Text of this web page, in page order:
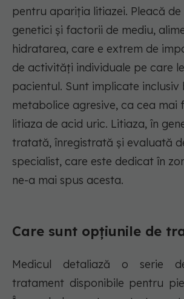
pentru apariția litiazei. Pleacă
genetici și factorii de mediu,
hidratarea, care e extrem de
de activități individuale pe care
pacientul. Sunt implicate inclusiv
metabolice agresive, ca cea mai
litiaza de acid uric. Litiaza, în
tratată, înregistrată și evaluată
specialist, care este dedicat în
ne-a mai spus acesta.
Care sunt opțiunile de
Medicul detaliază o serie
tratament disponibile pentru